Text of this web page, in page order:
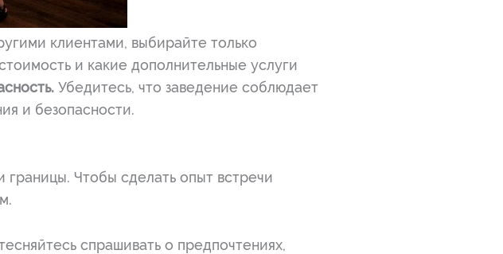
клиентами, выбирайте только
и какие дополнительные услуги
Убедитесь, что заведение соблюдает
и безопасности.
Чтобы сделать опыт встречи
спрашивать о предпочтениях,